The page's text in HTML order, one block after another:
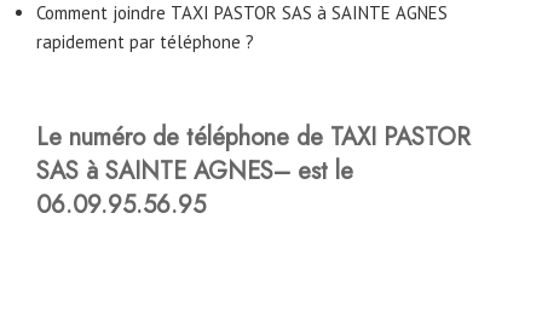
Comment joindre TAXI PASTOR SAS à SAINTE AGNES
rapidement par téléphone ?
Le numéro de téléphone de TAXI PASTOR
SAS à SAINTE AGNES– est le
06.09.95.56.95